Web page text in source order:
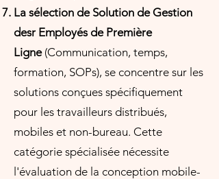
La sélection de Solution de Gestion
desr Employés de Première
Ligne(Communication, temps,
formation, SOPs), se concentre sur les
solutions conçues spécifiquement
pour les travailleurs distribués,
mobiles et non-bureau. Cette
catégorie spécialisée nécessite
l'évaluation de la conception mobile-